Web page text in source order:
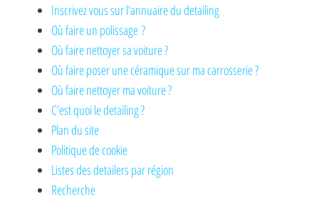
Inscrivez vous sur l’annuaire du detailing
Où faire un polissage ?
Où faire nettoyer sa voiture ?
Où faire poser une céramique sur ma carrosserie ?
Où faire nettoyer ma voiture ?
C’est quoi le detailing ?
Plan du site
Politique de cookie
Listes des detailers par région
Recherche